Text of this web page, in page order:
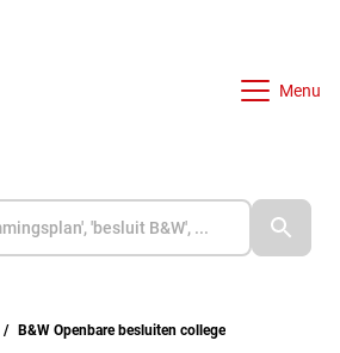
Menu
B&W Openbare besluiten college